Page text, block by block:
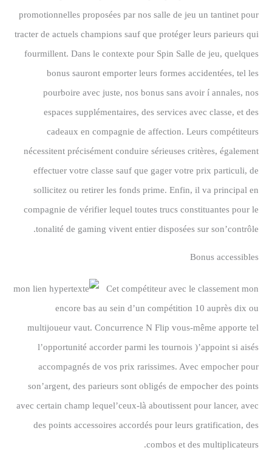
promotionnelles proposées par nos salle de jeu un tantinet pour
tracter de actuels champions sauf que protéger leurs parieurs qui
fourmillent. Dans le contexte pour Spin Salle de jeu, quelques
bonus sauront emporter leurs formes accidentées, tel les
pourboire avec juste, nos bonus sans avoir í annales, nos
espaces supplémentaires, des services avec classe, et des
cadeaux en compagnie de affection. Leurs compétiteurs
nécessitent précisément conduire sérieuses critères, également
effectuer votre classe sauf que gager votre prix particuli, de
sollicitez ou retirer les fonds prime. Enfin, il va principal en
compagnie de vérifier lequel toutes trucs constituantes pour le
tonalité de gaming vivent entier disposées sur son’contrôle.
Bonus accessibles
Cet compétiteur avec le classement mon
encore bas au sein d’un compétition 10 auprès dix ou
multijoueur vaut. Concurrence N Flip vous-même apporte tel
l’opportunité accorder parmi les tournois )’appoint si aisés
accompagnés de vos prix rarissimes. Avec empocher pour
son’argent, des parieurs sont obligés de empocher des points
avec certain champ lequel’ceux-là aboutissent pour lancer, avec
des points accessoires accordés pour leurs gratification, des
combos et des multiplicateurs.